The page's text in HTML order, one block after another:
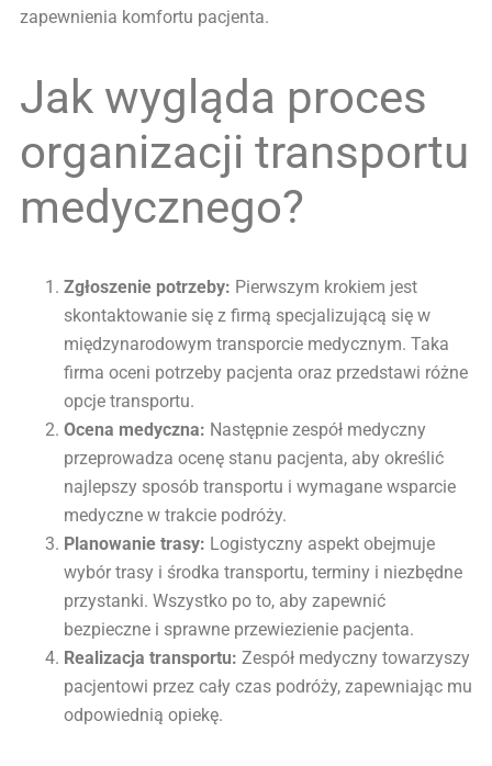
zapewnienia komfortu pacjenta.
Jak wygląda proces
organizacji transportu
medycznego?
Zgłoszenie potrzeby: Pierwszym krokiem jest
skontaktowanie się z firmą specjalizującą się w
międzynarodowym transporcie medycznym. Taka
firma oceni potrzeby pacjenta oraz przedstawi różne
opcje transportu.
Ocena medyczna: Następnie zespół medyczny
przeprowadza ocenę stanu pacjenta, aby określić
najlepszy sposób transportu i wymagane wsparcie
medyczne w trakcie podróży.
Planowanie trasy: Logistyczny aspekt obejmuje
wybór trasy i środka transportu, terminy i niezbędne
przystanki. Wszystko po to, aby zapewnić
bezpieczne i sprawne przewiezienie pacjenta.
Realizacja transportu: Zespół medyczny towarzyszy
pacjentowi przez cały czas podróży, zapewniając mu
odpowiednią opiekę.